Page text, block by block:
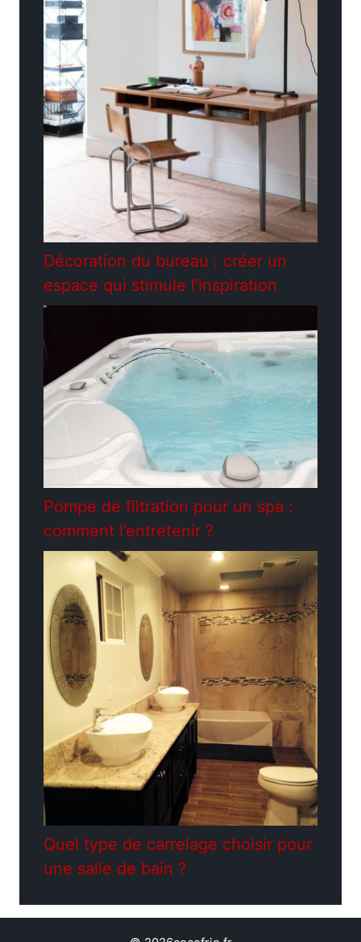
Décoration du bureau : créer un
espace qui stimule l’inspiration
Pompe de filtration pour un spa :
comment l’entretenir ?
Quel type de carrelage choisir pour
une salle de bain ?